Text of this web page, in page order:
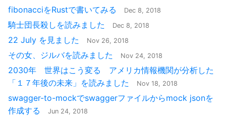
fibonacciをRustで書いてみる Dec 8, 2018
騎士団長殺しを読みました Dec 8, 2018
22 July を見ました Nov 26, 2018
その女、ジルバを読みました Nov 24, 2018
2030年 世界はこう変る アメリカ情報機関が分析した
「１７年後の未来」を読みました
Nov 18, 2018
swagger-to-mockでswaggerファイルからmock jsonを
作成する
Jun 24, 2018